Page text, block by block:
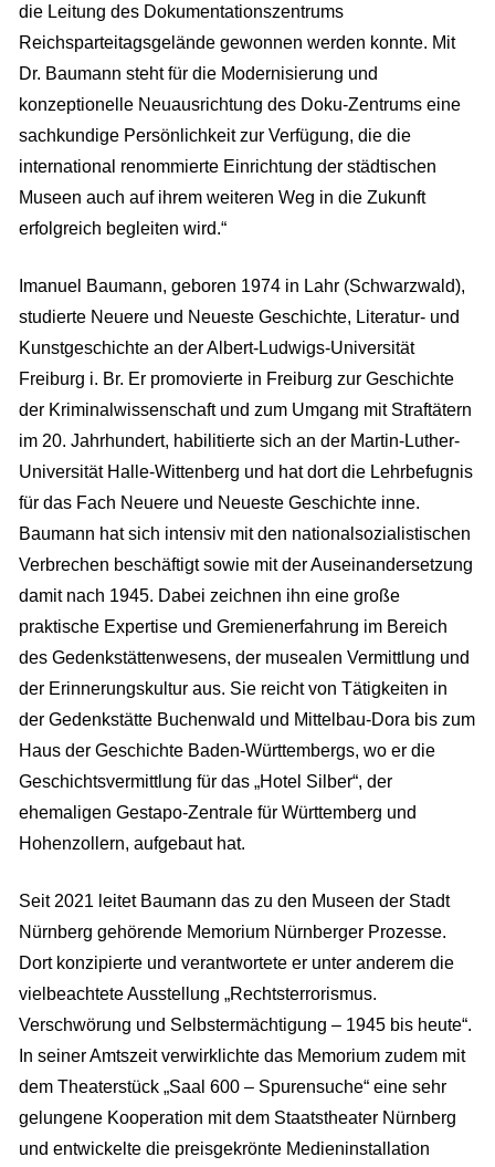
die Leitung des Dokumentationszentrums
Reichsparteitagsgelände gewonnen werden konnte. Mit
Dr. Baumann steht für die Modernisierung und
konzeptionelle Neuausrichtung des Doku-Zentrums eine
sachkundige Persönlichkeit zur Verfügung, die die
international renommierte Einrichtung der städtischen
Museen auch auf ihrem weiteren Weg in die Zukunft
erfolgreich begleiten wird.“
Imanuel Baumann, geboren 1974 in Lahr (Schwarzwald),
studierte Neuere und Neueste Geschichte, Literatur- und
Kunstgeschichte an der Albert-Ludwigs-Universität
Freiburg i. Br. Er promovierte in Freiburg zur Geschichte
der Kriminalwissenschaft und zum Umgang mit Straftätern
im 20. Jahrhundert, habilitierte sich an der Martin-Luther-
Universität Halle-Wittenberg und hat dort die Lehrbefugnis
für das Fach Neuere und Neueste Geschichte inne.
Baumann hat sich intensiv mit den nationalsozialistischen
Verbrechen beschäftigt sowie mit der Auseinandersetzung
damit nach 1945. Dabei zeichnen ihn eine große
praktische Expertise und Gremienerfahrung im Bereich
des Gedenkstättenwesens, der musealen Vermittlung und
der Erinnerungskultur aus. Sie reicht von Tätigkeiten in
der Gedenkstätte Buchenwald und Mittelbau-Dora bis zum
Haus der Geschichte Baden-Württembergs, wo er die
Geschichtsvermittlung für das „Hotel Silber“, der
ehemaligen Gestapo-Zentrale für Württemberg und
Hohenzollern, aufgebaut hat.
Seit 2021 leitet Baumann das zu den Museen der Stadt
Nürnberg gehörende Memorium Nürnberger Prozesse.
Dort konzipierte und verantwortete er unter anderem die
vielbeachtete Ausstellung „Rechtsterrorismus.
Verschwörung und Selbstermächtigung – 1945 bis heute“.
In seiner Amtszeit verwirklichte das Memorium zudem mit
dem Theaterstück „Saal 600 – Spurensuche“ eine sehr
gelungene Kooperation mit dem Staatstheater Nürnberg
und entwickelte die preisgekrönte Medieninstallation